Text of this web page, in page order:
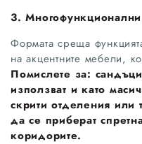
3.
Формата среща
на акцентните мебели,
Помислете за:
използват и като
скрити отделения или
да се приберат
коридорите.